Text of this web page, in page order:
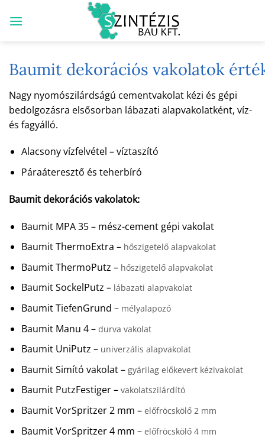
Baumit dekorációs vakolatok
Nagy nyomószilárdságú cementvakolat kézi és gépi
bedolgozásra elsősorban lábazati alapvakolatként, víz-
és fagyálló.
Alacsony vízfelvétel – víztaszító
Páraáteresztő és teherbíró
Baumit dekorációs vakolatok:
Baumit MPA 35 – mész-cement gépi vakolat
Baumit ThermoExtra – hőszigetelő alapvakolat
Baumit ThermoPutz – hőszigetelő alapvakolat
Baumit SockelPutz – lábazati alapvakolat
Baumit TiefenGrund – mélyalapozó
Baumit Manu 4 – durva vakolat
Baumit UniPutz – univerzális alapvakolat
Baumit Simító vakolat – gyárilag előkevert kézivakolat
Baumit PutzFestiger – vakolatszilárdító
Baumit VorSpritzer 2 mm – előfröcskölő 2 mm
Baumit VorSpritzer 4 mm – előfröcskölő 4 mm